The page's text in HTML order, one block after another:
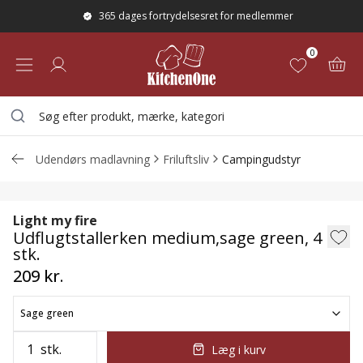
365 dages fortrydelsesret for medlemmer
0
Udendørs madlavning Friluftsliv Campingudstyr
Udflugtstallerken medium,sage green,
Light my fire
Udflugtstallerken medium,sage green, 4
stk.
209 kr.
Sage green
stk. Læg i kurv